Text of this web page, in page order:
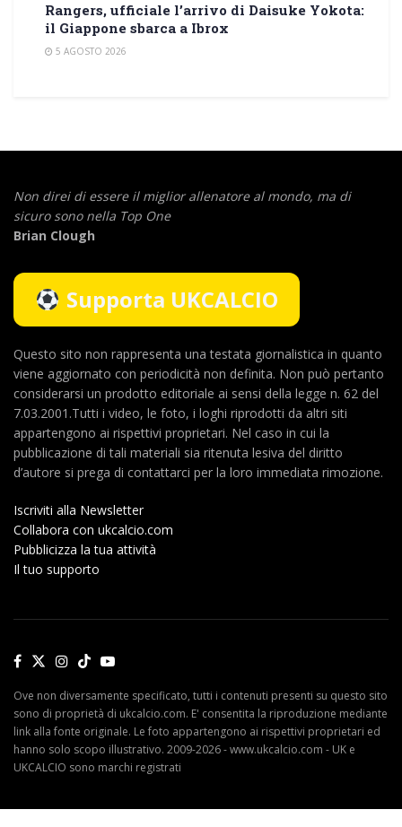
Rangers, ufficiale l’arrivo di Daisuke Yokota:
il Giappone sbarca a Ibrox
5 AGOSTO 2026
Non direi di essere il miglior allenatore al mondo, ma di
sicuro sono nella Top One
Brian Clough
Supporta UKCALCIO
Questo sito non rappresenta una testata giornalistica in quanto
viene aggiornato con periodicità non definita. Non può pertanto
considerarsi un prodotto editoriale ai sensi della legge n. 62 del
7.03.2001.Tutti i video, le foto, i loghi riprodotti da altri siti
appartengono ai rispettivi proprietari. Nel caso in cui la
pubblicazione di tali materiali sia ritenuta lesiva del diritto
d’autore si prega di contattarci per la loro immediata rimozione.
Iscriviti alla Newsletter
Collabora con ukcalcio.com
Pubblicizza la tua attività
Il tuo supporto
Ove non diversamente specificato, tutti i contenuti presenti su questo sito
sono di proprietà di ukcalcio.com. E' consentita la riproduzione mediante
link alla fonte originale. Le foto appartengono ai rispettivi proprietari ed
hanno solo scopo illustrativo. 2009-2026 - www.ukcalcio.com - UK e
UKCALCIO sono marchi registrati